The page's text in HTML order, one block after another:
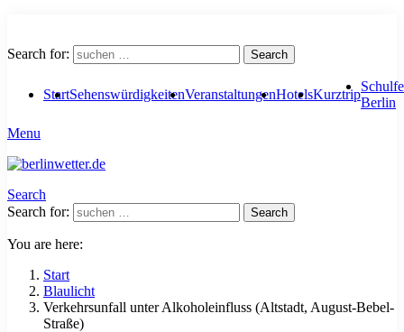
Search for: Search
StartSehenswürdigkeitenVeranstaltungenHotelsKurztrip
Berlin
Menu
Search
Search for:
Search
You are here:
Start
Blaulicht
Verkehrsunfall unter Alkoholeinfluss (Altstadt, August-Bebel-
Straße)